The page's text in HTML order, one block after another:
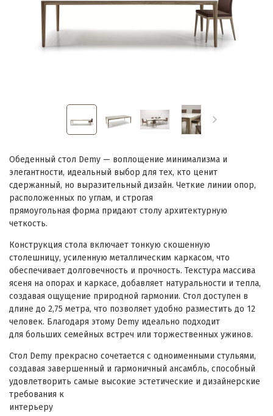
Обеденный стол Demy — воплощение минимализма и
элегантности, идеальный выбор для тех, кто ценит
сдержанный, но выразительный дизайн. Четкие линии опор,
расположенных по углам, и строгая
прямоугольная форма придают столу архитектурную
четкость.
Конструкция стола включает тонкую скошенную
столешницу, усиленную металлическим каркасом, что
обеспечивает долговечность и прочность. Текстура массива
ясеня на опорах и каркасе, добавляет натуральности и тепла,
создавая ощущение природной гармонии. Стол доступен в
длине до 2,75 метра, что позволяет удобно разместить до 12
человек. Благодаря этому Demy идеально подходит
для больших семейных встреч или торжественных ужинов.
Стол Demy прекрасно сочетается с одноименными стульями,
создавая завершенный и гармоничный ансамбль, способный
удовлетворить самые высокие эстетические и дизайнерские
требования к
интерьеру